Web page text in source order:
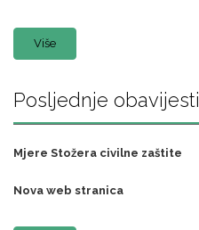
Više
Posljednje obavijesti
Mjere Stožera civilne zaštite
Nova web stranica